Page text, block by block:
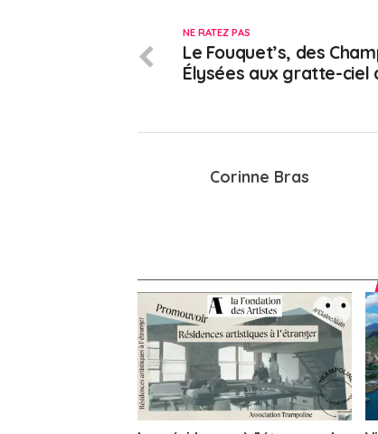
NE RATEZ PAS
Le Fouquet’s, des
Élysées aux gratte-ciel
Corinne Bras